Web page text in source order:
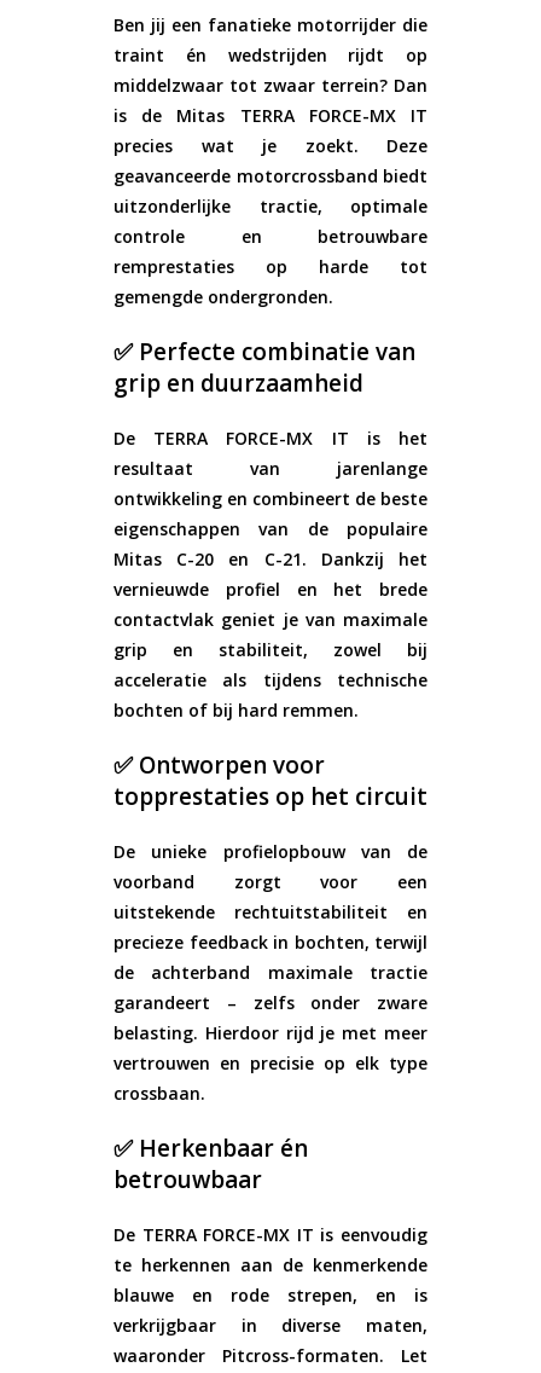
Ben jij een fanatieke motorrijder die
traint én wedstrijden rijdt op
middelzwaar tot zwaar terrein? Dan
is de Mitas TERRA FORCE-MX IT
precies wat je zoekt. Deze
geavanceerde motorcrossband biedt
uitzonderlijke tractie, optimale
controle en betrouwbare
remprestaties op harde tot
gemengde ondergronden.
✅ Perfecte combinatie van
grip en duurzaamheid
De TERRA FORCE-MX IT is het
resultaat van jarenlange
ontwikkeling en combineert de beste
eigenschappen van de populaire
Mitas C-20 en C-21. Dankzij het
vernieuwde profiel en het brede
contactvlak geniet je van maximale
grip en stabiliteit, zowel bij
acceleratie als tijdens technische
bochten of bij hard remmen.
✅ Ontworpen voor
topprestaties op het circuit
De unieke profielopbouw van de
voorband zorgt voor een
uitstekende rechtuitstabiliteit en
precieze feedback in bochten, terwijl
de achterband maximale tractie
garandeert – zelfs onder zware
belasting. Hierdoor rijd je met meer
vertrouwen en precisie op elk type
crossbaan.
✅ Herkenbaar én
betrouwbaar
De TERRA FORCE-MX IT is eenvoudig
te herkennen aan de kenmerkende
blauwe en rode strepen, en is
verkrijgbaar in diverse maten,
waaronder Pitcross-formaten. Let